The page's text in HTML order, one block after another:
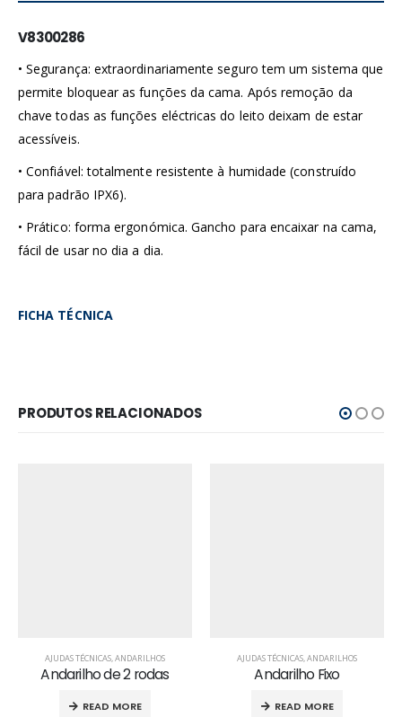
V8300286
• Segurança: extraordinariamente seguro tem um sistema que
permite bloquear as funções da cama. Após remoção da
chave todas as funções eléctricas do leito deixam de estar
acessíveis.
• Confiável: totalmente resistente à humidade (construído
para padrão IPX6).
• Prático: forma ergonómica. Gancho para encaixar na cama,
fácil de usar no dia a dia.
FICHA TÉCNICA
PRODUTOS RELACIONADOS
AJUDAS TÉCNICAS,ANDARILHOS
Andarilho de 2 rodas
READ MORE
AJUDAS TÉCNICAS,ANDARILHOS
Andarilho Fixo
READ MORE